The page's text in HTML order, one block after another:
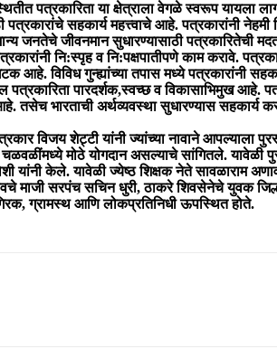
पत्रकारिता या क्षेत्राला वेगळे स्वरूप
पत्रकारांचे सहकार्य महत्त्वाचे आहे. पत्रकारांनी
जनतेचे जीवनमान सुधारण्यासाठी पत्रकारितेची
नि:स्पृह व नि:पक्षपातीपणे काम करावे.
आहे. विविध गुन्ह्यांच्या तपास मध्ये पत्रकारांनी
पत्रकारिता पारदर्शक,स्वच्छ व विकासाभिमुख
तसेच भारताची अर्थव्यवस्था सुधारण्यास
विजय शेट्टी यांनी ज्यांच्या नावाने
चळवळींमध्ये मोठे योगदान असल्याचे सांगितले.
यांनी केले. यावेळी ज्येष्ठ शिक्षक नेते सावळाराम
माजी सरपंच सचिन धुरी, ठाकरे शिवसेनेचे युवक
ग्रामस्थ आणि लोकप्रतिनिधी ऊपस्थित होते.